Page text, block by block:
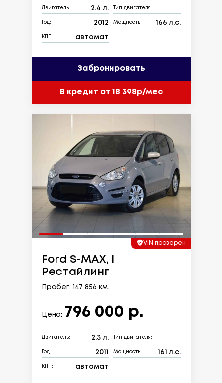
Двигатель: 2.4 л. Тип двигателя:
Год: 2012 Мощность: 166 л.с.
КПП: автомат
Забронировать
В кредит от 18 398р/мес
VIN проверен
Ford S-MAX, I
Рестайлинг
Пробег: 147 856 км.
Цена: 796 000 р.
Двигатель: 2.3 л. Тип двигателя:
Год: 2011 Мощность: 161 л.с.
КПП: автомат